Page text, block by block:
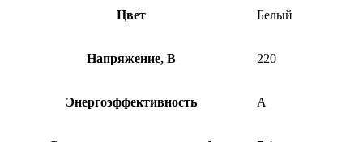
Цвет Белый
Напряжение, В 220
Энергоэффективность A